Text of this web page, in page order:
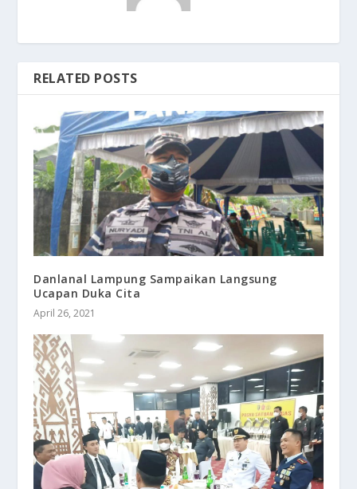
RELATED POSTS
Danlanal Lampung Sampaikan Langsung
Ucapan Duka Cita
April 26, 2021